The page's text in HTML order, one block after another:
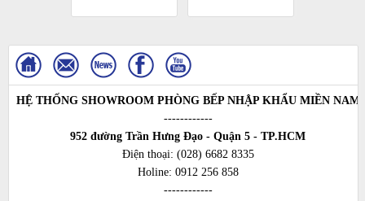
HỆ THỐNG SHOWROOM PHÒNG BẾP NHẬP KHẨU MIỀN NAM
------------
952 đường Trần Hưng Đạo - Quận 5 - TP.HCM
Điện thoại: (028) 6682 8335
Holine: 0912 256 858
------------